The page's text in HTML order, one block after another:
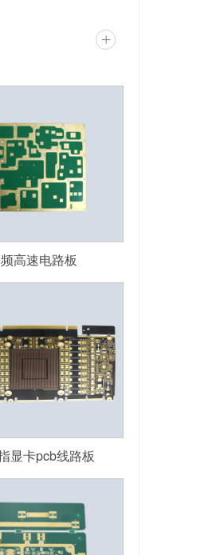
+
高速电路板
显卡pcb线路板